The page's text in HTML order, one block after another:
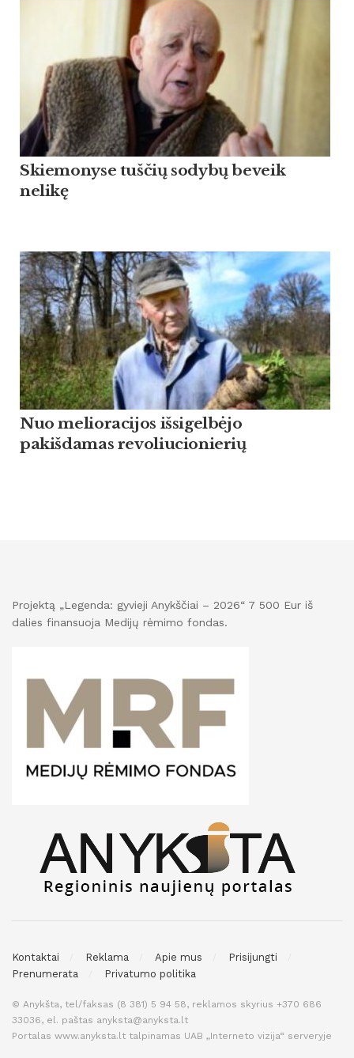
Skiemonyse tuščių sodybų beveik
nelikę
Nuo melioracijos išsigelbėjo
pakišdamas revoliucionierių
Projektą „Legenda: gyvieji Anykščiai – 2026“ 7 500 Eur iš
dalies finansuoja Medijų rėmimo fondas.
Kontaktai Reklama Apie mus
Prisijungti
Prenumerata
Privatumo politika
© Anykšta, tel/faksas (8 381) 5 94 58, reklamos skyrius +370 686
33036, el. paštas anyksta@anyksta.lt
Portalas www.anyksta.lt talpinamas UAB „Interneto vizija“ serveryje